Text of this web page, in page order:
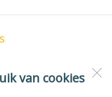
van cookies